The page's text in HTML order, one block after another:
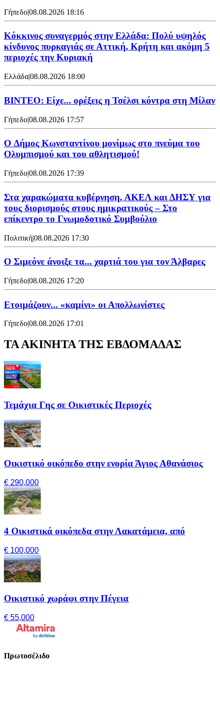
Γήπεδο|08.08.2026 18:16
Κόκκινος συναγερμός στην Ελλάδα: Πολύ υψηλός
κίνδυνος πυρκαγιάς σε Αττική, Κρήτη και ακόμη 5
περιοχές την Κυριακή
Ελλάδα|08.08.2026 18:00
BINTEO: Είχε... ορέξεις η Τσέλσι κόντρα στη Μίλαν
Γήπεδο|08.08.2026 17:57
O Δήμος Κωνσταντίνου μονίμως στο πνεύμα του
Ολυμπισμού και του αθλητισμού!
Γήπεδο|08.08.2026 17:39
Στα χαρακώματα κυβέρνηση, ΑΚΕΛ και ΔΗΣΥ για
τους διορισμούς στους ημικρατικούς – Στο
επίκεντρο το Γνωμοδοτικό Συμβούλιο
Πολιτική|08.08.2026 17:30
Ο Σιμεόνε άνοιξε τα... χαρτιά του για τον Άλβαρες
Γήπεδο|08.08.2026 17:20
Ετοιμάζουν... «καμίνι» οι Απολλωνίστες
Γήπεδο|08.08.2026 17:01
ΤΑ ΑΚΙΝΗΤΑ ΤΗΣ ΕΒΔΟΜΑΔΑΣ
Τεμάχια Γης σε Οικιστικές Περιοχές
Οικιστικό οικόπεδο στην ενορία Άγιος Αθανάσιος
€ 290,000
4 Οικιστικά οικόπεδα στην Λακατάμεια, από
€ 100,000
Οικιστικό χωράφι στην Πέγεια
€ 55,000
Πρωτοσέλιδο